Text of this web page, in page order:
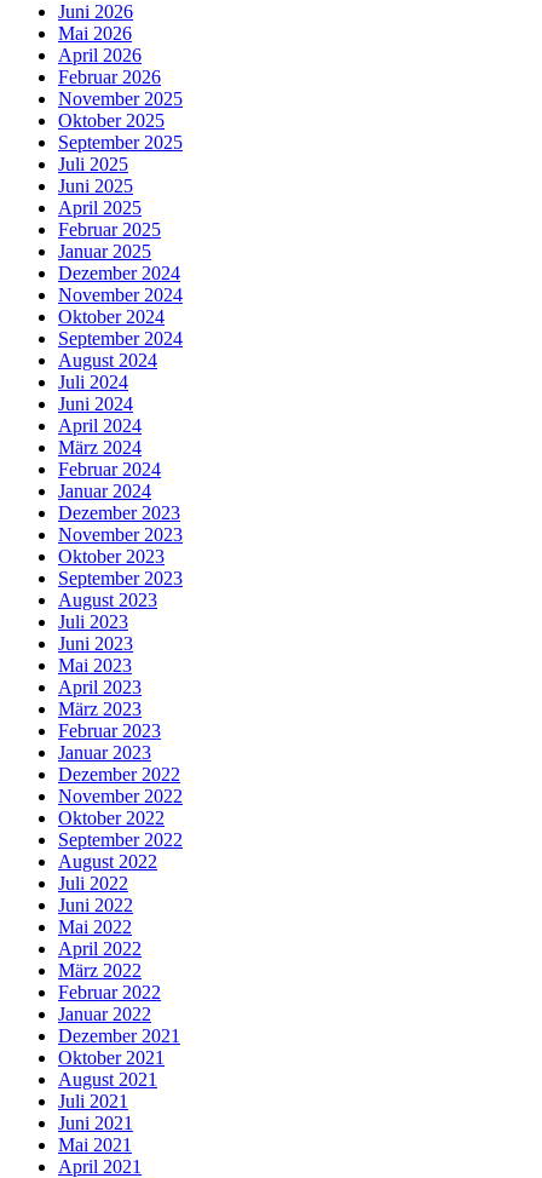
Juni 2026
Mai 2026
April 2026
Februar 2026
November 2025
Oktober 2025
September 2025
Juli 2025
Juni 2025
April 2025
Februar 2025
Januar 2025
Dezember 2024
November 2024
Oktober 2024
September 2024
August 2024
Juli 2024
Juni 2024
April 2024
März 2024
Februar 2024
Januar 2024
Dezember 2023
November 2023
Oktober 2023
September 2023
August 2023
Juli 2023
Juni 2023
Mai 2023
April 2023
März 2023
Februar 2023
Januar 2023
Dezember 2022
November 2022
Oktober 2022
September 2022
August 2022
Juli 2022
Juni 2022
Mai 2022
April 2022
März 2022
Februar 2022
Januar 2022
Dezember 2021
Oktober 2021
August 2021
Juli 2021
Juni 2021
Mai 2021
April 2021